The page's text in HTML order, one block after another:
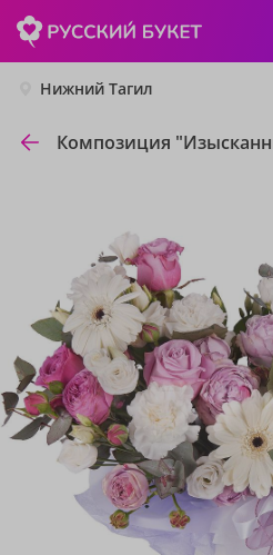
Нижний Тагил
Композиция